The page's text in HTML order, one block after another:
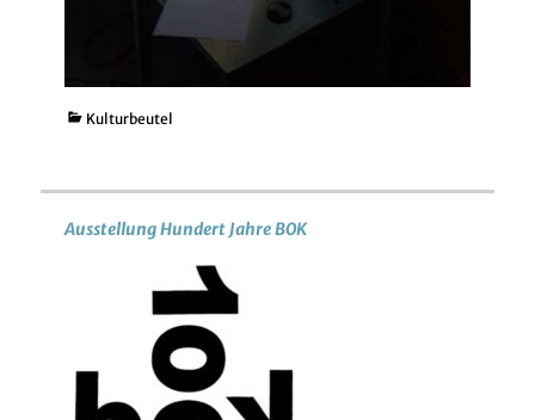
Kategorien
Kulturbeutel
Ausstellung Hundert Jahre BOK